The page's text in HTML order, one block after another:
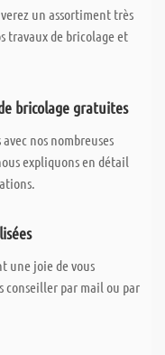
un assortiment très
travaux de bricolage et
bricolage gratuites
nos nombreuses
expliquons en détail
une joie de vous
conseiller par mail ou par